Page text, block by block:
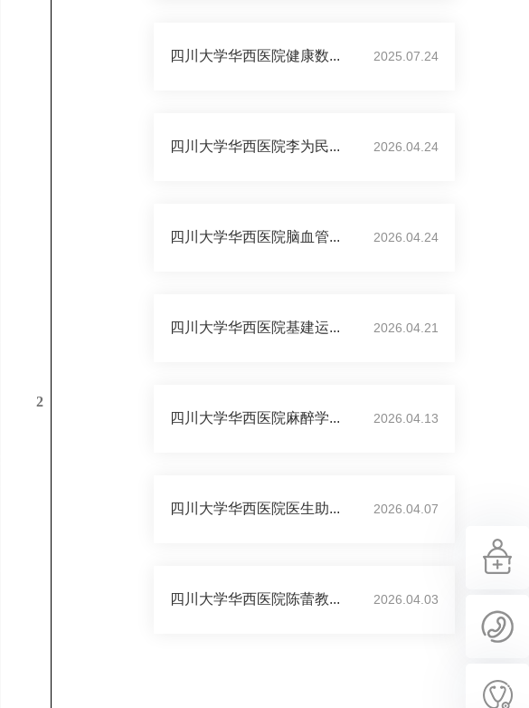
2
四川大学华西医院健康数... 2025.07.24
四川大学华西医院李为民... 2026.04.24
四川大学华西医院脑血管... 2026.04.24
四川大学华西医院基建运... 2026.04.21
四川大学华西医院麻醉学... 2026.04.13
四川大学华西医院医生助... 2026.04.07
四川大学华西医院陈蕾教... 2026.04.03